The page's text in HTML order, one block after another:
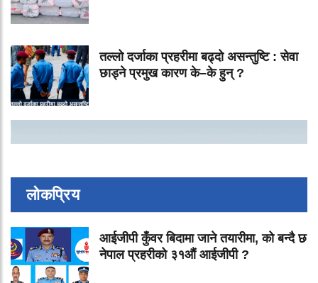
तल्लो दर्जाका प्रहरीमा बढ्दो असन्तुष्टि : सेवा
छाड्ने प्रमुख कारण के–के हुन् ?
लोकप्रिय
आईजीपी कुँवर बिदामा जाने तयारीमा, को बन्दै छ
नेपाल प्रहरीको ३१औं आईजीपी ?